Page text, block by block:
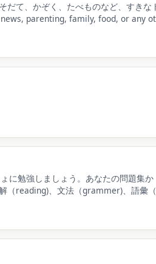
て、かぞく、たべものなど、すきな
parenting, family, food, or any
に勉強しましょう。あなたの問題集
（reading)、文法（grammer)、語彙